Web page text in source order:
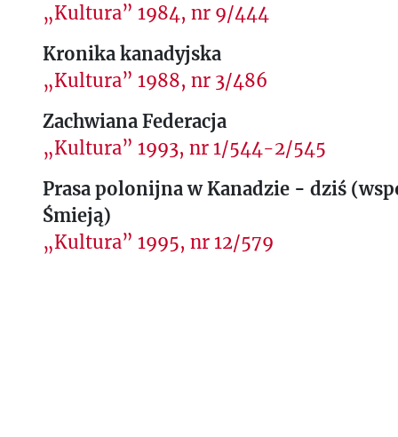
„Kultura” 1984, nr 9/444
Kronika kanadyjska
„Kultura” 1988, nr 3/486
Zachwiana Federacja
„Kultura” 1993, nr 1/544-2/545
Prasa polonijna w Kanadzie - dziś
Śmieją)
„Kultura” 1995, nr 12/579